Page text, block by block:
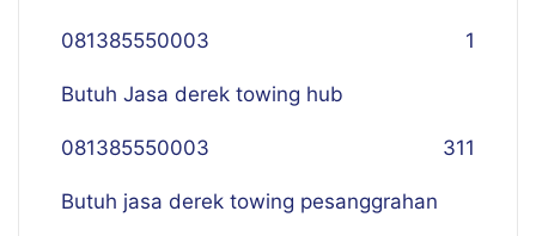
081385550003 1
Butuh Jasa derek towing hub
081385550003 311
Butuh jasa derek towing pesanggrahan